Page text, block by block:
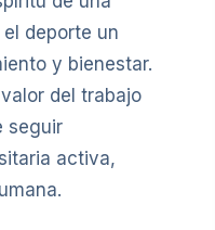
deporte un
y bienestar.
del trabajo
seguir
activa,